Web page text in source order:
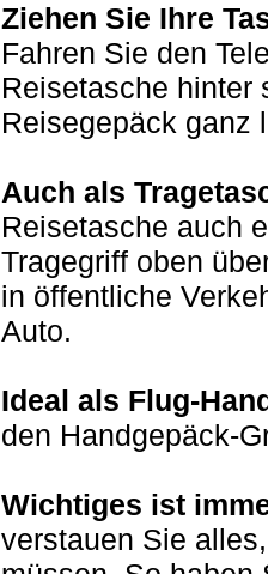
Ziehen Sie Ihre
Fahren Sie den
Reisetasche hinter
Reisegepäck ganz
Auch als
Reisetasche auch
Tragegriff oben
in öffentliche
Auto.
Ideal als Flug-
den Handgepäck-
Wichtiges ist
verstauen Sie